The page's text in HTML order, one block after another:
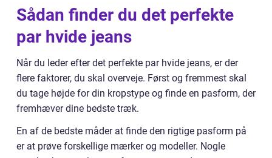
Sådan finder du det perfekte
par hvide jeans
Når du leder efter det perfekte par hvide jeans, er der
flere faktorer, du skal overveje. Først og fremmest skal
du tage højde for din kropstype og finde en pasform, der
fremhæver dine bedste træk.
En af de bedste måder at finde den rigtige pasform på
er at prøve forskellige mærker og modeller. Nogle